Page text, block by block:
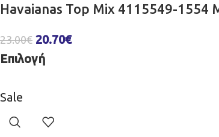
Havaianas Top Mix 4115549-1554
23.00€ 20.70€
Επιλογή
Sale